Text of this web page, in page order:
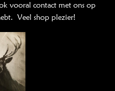
vooral contact met ons op
Veel shop plezier!